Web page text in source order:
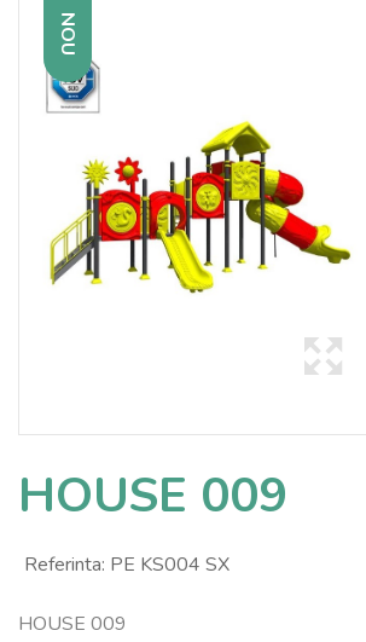
NOU
HOUSE 009
Referinta: PE KS004 SX
HOUSE 009